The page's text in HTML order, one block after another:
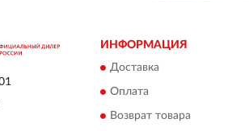
ИНФОРМАЦИЯ
Доставка
Оплата
Возврат товара